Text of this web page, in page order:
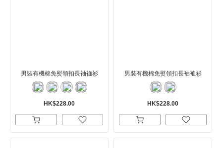
男裝有機棉免熨領扣長袖裇衫
HK$228.00
男裝有機棉免熨領扣長袖裇衫
HK$228.00